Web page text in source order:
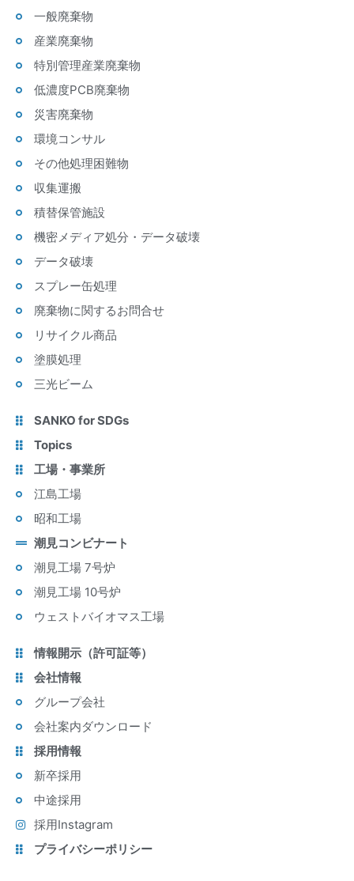
一般廃棄物
産業廃棄物
特別管理産業廃棄物
低濃度PCB廃棄物
災害廃棄物
環境コンサル
その他処理困難物
収集運搬
積替保管施設
機密メディア処分・データ破壊
データ破壊
スプレー缶処理
廃棄物に関するお問合せ
リサイクル商品
塗膜処理
三光ビーム
SANKO for SDGs
Topics
工場・事業所
江島工場
昭和工場
潮見コンビナート
潮見工場 7号炉
潮見工場 10号炉
ウェストバイオマス工場
情報開示（許可証等）
会社情報
グループ会社
会社案内ダウンロード
採用情報
新卒採用
中途採用
採用Instagram
プライバシーポリシー